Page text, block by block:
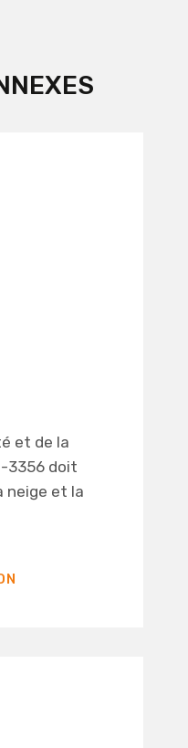
et de la
3356 doit
neige et la